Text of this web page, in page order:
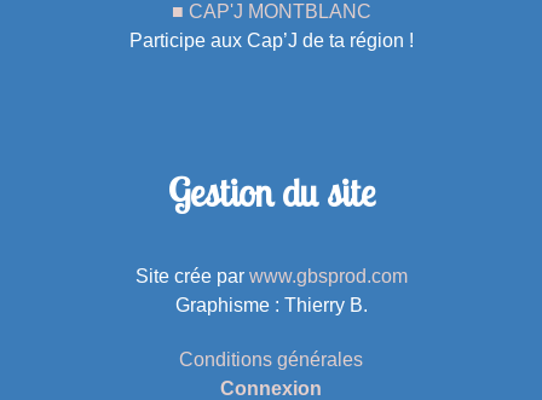
■ CAP'J MONTBLANC
Participe aux Cap’J de ta région !
Gestion du site
Site crée par www.gbsprod.com
Graphisme : Thierry B.
Conditions générales
Connexion